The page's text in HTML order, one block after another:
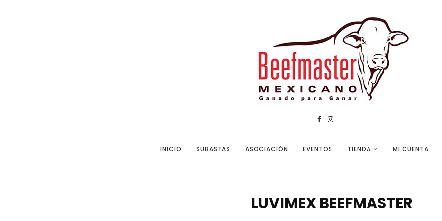
INICIO SUBASTAS ASOCIACIÓN EVENTOS TIENDA MI CUENTA
LUVIMEX BEEFMASTER